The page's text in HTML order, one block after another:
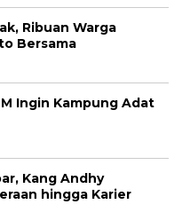
Ribuan Warga
Bersama
Ingin Kampung Adat
Kang Andhy
hingga Karier